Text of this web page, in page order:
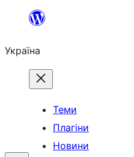
Перейти
вмісту
Україна
Теми
Плагіни
Новини